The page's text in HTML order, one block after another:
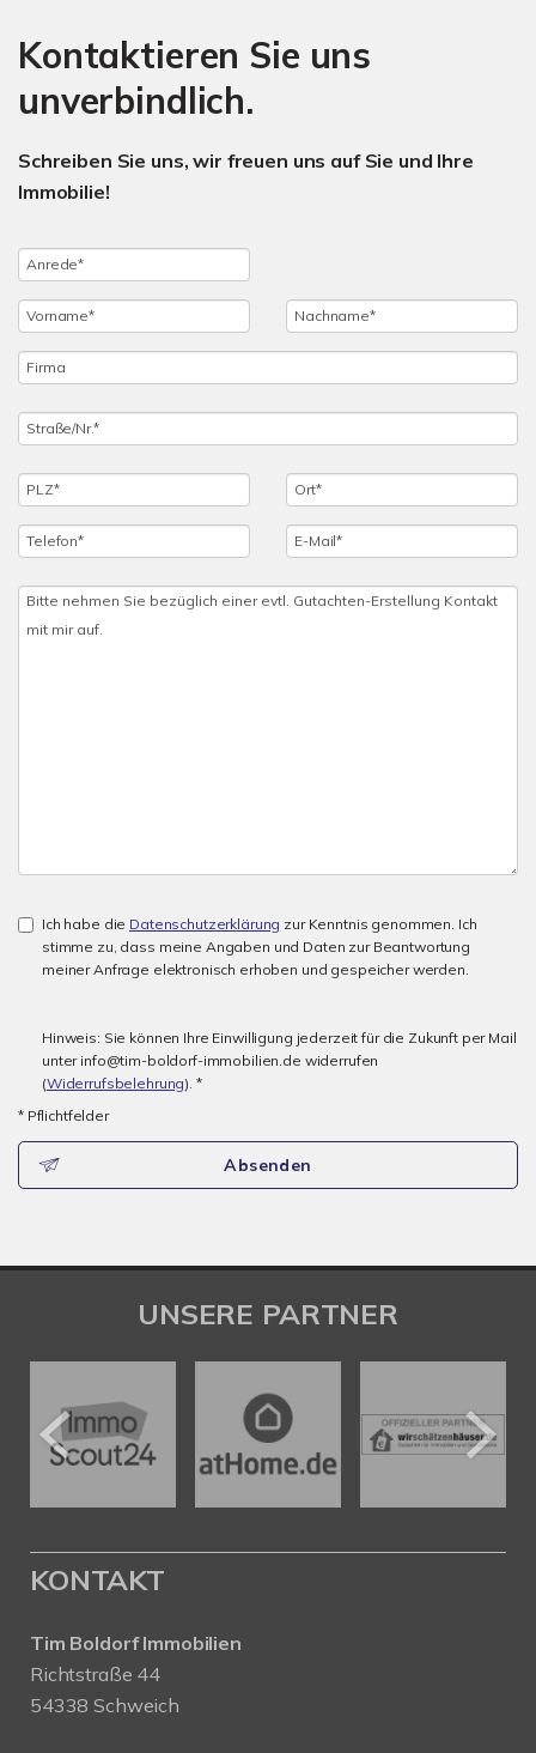
Kontaktieren Sie uns
unverbindlich.
Schreiben Sie uns, wir freuen uns auf Sie und Ihre
Immobilie!
Ich habe die Datenschutzerklärung zur Kenntnis genommen. Ich
stimme zu, dass meine Angaben und Daten zur Beantwortung
meiner Anfrage elektronisch erhoben und gespeicher werden.
Hinweis: Sie können Ihre Einwilligung jederzeit für die Zukunft per Mail
unter info@tim-boldorf-immobilien.de widerrufen
(Widerrufsbelehrung). *
* Pflichtfelder
Absenden
UNSERE PARTNER
KONTAKT
Tim Boldorf Immobilien
Richtstraße 44
54338 Schweich